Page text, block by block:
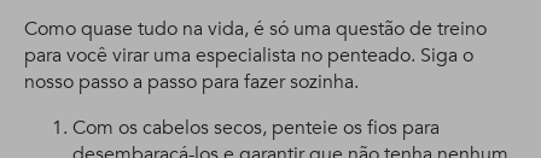
Como quase tudo na vida, é só uma questão de treino
para você virar uma especialista no penteado. Siga o
nosso passo a passo para fazer sozinha.
Com os cabelos secos, penteie os fios para